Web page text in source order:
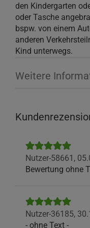
den Kindergarten
oder Tasche
bspw. von einem
anderen
Kind unterwegs.
Weitere
Nutzer-58661,
Bewertung ohne
Nutzer-36185,
- ohne Text -